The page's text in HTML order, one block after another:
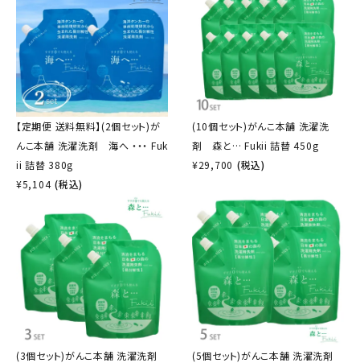
【定期便 送料無料】(2個セット)が
んこ本舗 洗濯洗剤 海へ ・・・ Fuk
ii 詰替 380g
¥5,104 (税込)
(10個セット)がんこ本舗 洗濯洗
剤 森と… Fukii 詰替 450g
¥29,700 (税込)
(3個セット)がんこ本舗 洗濯洗剤
(5個セット)がんこ本舗 洗濯洗剤